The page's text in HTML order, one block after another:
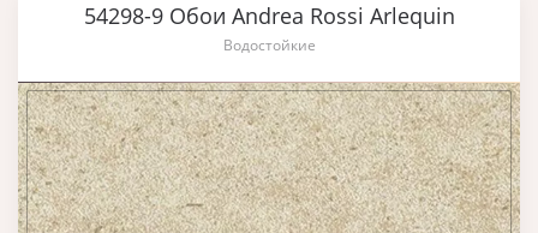
54298-9 Обои Andrea Rossi Arlequin
Водостойкие